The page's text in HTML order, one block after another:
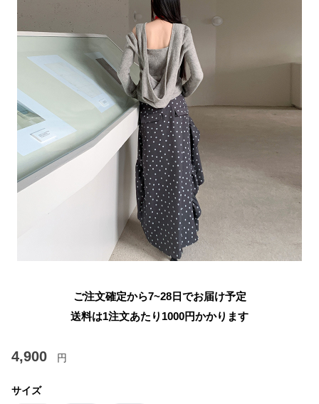
ご注文確定から7~28日でお届け予定
送料は1注文あたり 1000円かかります
4,900 円
サイズ